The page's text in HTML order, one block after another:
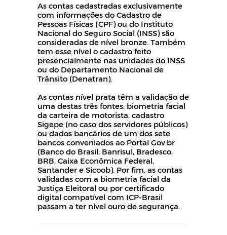
As contas cadastradas exclusivamente
com informações do Cadastro de
Pessoas Físicas (CPF) ou do Instituto
Nacional do Seguro Social (INSS) são
consideradas de nível bronze. Também
tem esse nível o cadastro feito
presencialmente nas unidades do INSS
ou do Departamento Nacional de
Trânsito (Denatran).
As contas nível prata têm a validação de
uma destas três fontes: biometria facial
da carteira de motorista, cadastro
Sigepe (no caso dos servidores públicos)
ou dados bancários de um dos sete
bancos conveniados ao Portal Gov.br
(Banco do Brasil, Banrisul, Bradesco,
BRB, Caixa Econômica Federal,
Santander e Sicoob). Por fim, as contas
validadas com a biometria facial da
Justiça Eleitoral ou por certificado
digital compatível com ICP-Brasil
passam a ter nível ouro de segurança.